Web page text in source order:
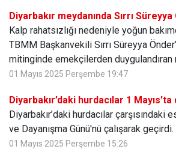
Diyarbakır meydanında Sırrı
Kalp rahatsızlığı nedeniyle yoğun
TBMM Başkanvekili Sırrı Süreyya
mitinginde emekçilerden
01 Mayıs 2025 Perşembe 19:47
Diyarbakır’daki hurdacılar 1 Mayıs'ta
Diyarbakır’daki hurdacılar çarşısındaki
ve Dayanışma Günü'nü çalışarak geçirdi.
01 Mayıs 2025 Perşembe 15:26